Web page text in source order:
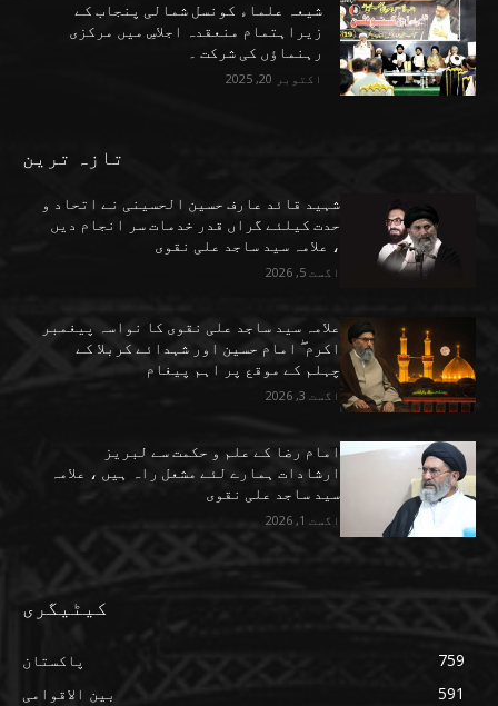
شیعہ علماء کونسل شمالی پنجاب کے
زیراہتمام منعقدہ اجلاسِ میں مرکزی
رہنماؤں کی شرکت ۔
اکتوبر 20, 2025
تازہ ترین
شہید قائد عارف حسین الحسینی نے اتحاد و
حدت کیلئے گراں قدر خدمات سر انجام دیں
، علامہ سید ساجد علی نقوی
اگست 5, 2026
علامہ سید ساجد علی نقوی کا نواسہ پیغمبر
اکرم ۖ امام حسین اور شہدائے کربلا کے
چہلم کے موقع پر اہم پیغام
اگست 3, 2026
امام رضا کے علم و حکمت سے لبریز
ارشادات ہمارے لئے مشعل راہ ہیں ، علامہ
سید ساجد علی نقوی
اگست 1, 2026
کیٹیگری
پاکستان
759
بین الاقوامی
591